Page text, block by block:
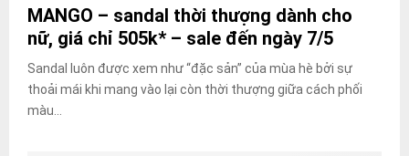
MANGO – sandal thời thượng dành cho
nữ, giá chỉ 505k* – sale đến ngày 7/5
Sandal luôn được xem như “đặc sản” của mùa hè bởi sự
thoải mái khi mang vào lại còn thời thượng giữa cách phối
màu...